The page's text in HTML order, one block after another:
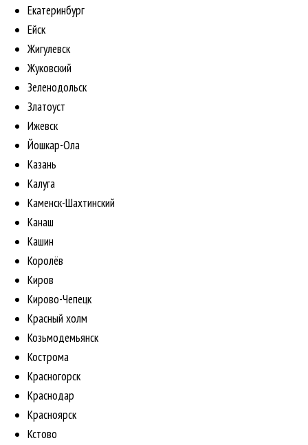
Екатеринбург
Ейск
Жигулевск
Жуковский
Зеленодольск
Златоуст
Ижевск
Йошкар-Ола
Казань
Калуга
Каменск-Шахтинский
Канаш
Кашин
Королёв
Киров
Кирово-Чепецк
Красный холм
Козьмодемьянск
Кострома
Красногорск
Краснодар
Красноярск
Кстово